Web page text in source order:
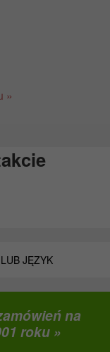
»
JĘZYK
na
roku »